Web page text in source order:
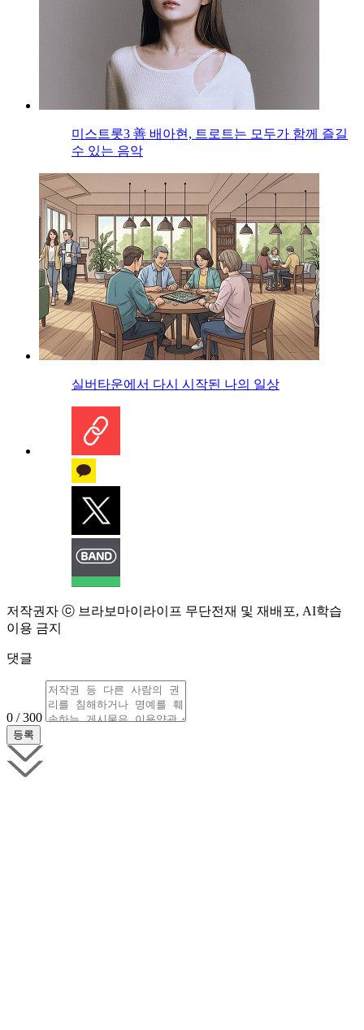
미스트롯3 善 배아현, 트로트는 모두가 함께 즐길
수 있는 음악
실버타운에서 다시 시작된 나의 일상
저작권자 ⓒ 브라보마이라이프 무단전재 및 재배포, AI학습
이용 금지
댓글
0 / 300